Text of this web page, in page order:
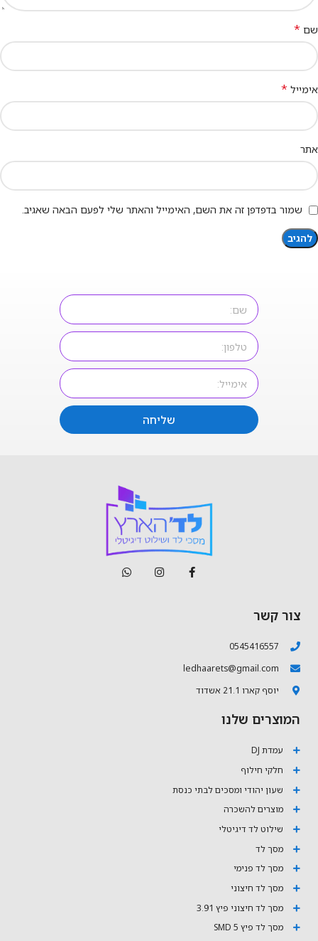
שם *
אימייל *
אתר
שמור בדפדפן זה את השם, האימייל והאתר שלי לפעם הבאה שאגיב.
שליחה
צור קשר
0545416557
ledhaarets@gmail.com
יוסף קארו 21.1 אשדוד
המוצרים שלנו
עמדת DJ
חלקי חילוף
שעון יהודי ומסכים לבתי כנסת
מוצרים להשכרה
שילוט לד דיגיטלי
מסך לד
מסך לד פנימי
מסך לד חיצוני
מסך לד חיצוני פיץ 3.91
מסך לד פיץ 5 SMD